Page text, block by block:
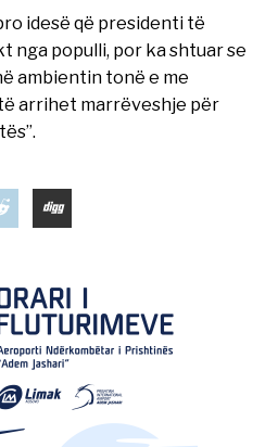
idesë që presidenti të
nga populli, por ka shtuar se
ambientin tonë e me
arrihet marrëveshje për